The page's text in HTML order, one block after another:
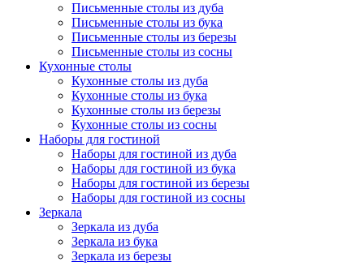
Письменные столы из дуба
Письменные столы из бука
Письменные столы из березы
Письменные столы из сосны
Кухонные столы
Кухонные столы из дуба
Кухонные столы из бука
Кухонные столы из березы
Кухонные столы из сосны
Наборы для гостиной
Наборы для гостиной из дуба
Наборы для гостиной из бука
Наборы для гостиной из березы
Наборы для гостиной из сосны
Зеркала
Зеркала из дуба
Зеркала из бука
Зеркала из березы